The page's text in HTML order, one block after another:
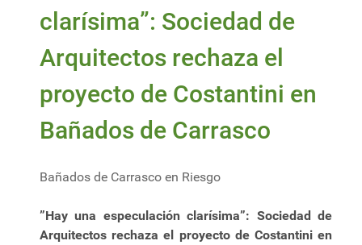
clarísima”: Sociedad de
Arquitectos rechaza el
proyecto de Costantini en
Bañados de Carrasco
Bañados de Carrasco en Riesgo
”Hay una especulación clarísima”: Sociedad de
Arquitectos rechaza el proyecto de Costantini en